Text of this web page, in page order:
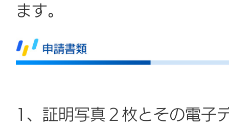
ます。
1、証明写真２枚とその電子